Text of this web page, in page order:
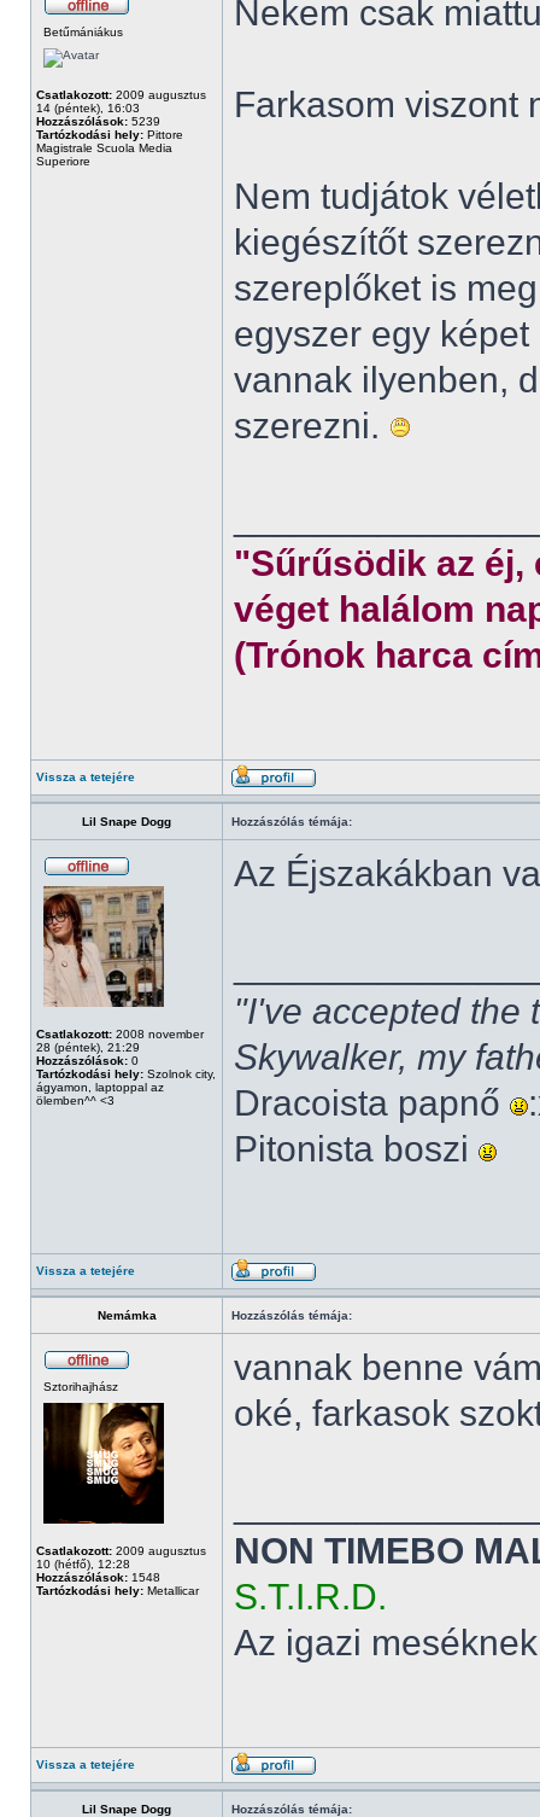
Betűmániákus
Csatlakozott: 2009 augusztus
14 (péntek), 16:03
Hozzászólások: 5239
Tartózkodási hely: Pittore
Magistrale Scuola Media
Superiore
Nekem csak
Farkasom viszont
Nem tudjátok
kiegészítőt
szereplőket is
egyszer egy
vannak ilyenben,
szerezni.
"Sűrűsödik az éj,
véget halálom
(Trónok harca
Vissza a tetejére
Lil Snape Dogg Hozzászólás témája:
Csatlakozott: 2008 november
28 (péntek), 21:29
Hozzászólások: 0
Tartózkodási hely: Szolnok city,
ágyamon, laptoppal az
ölemben^^ <3
Az Éjszakákban
"I've accepted the
Skywalker, my
Dracoista papnő
Pitonista boszi
Vissza a tetejére
Nemámka Hozzászólás témája:
Sztorihajhász
Csatlakozott: 2009 augusztus
10 (hétfő), 12:28
Hozzászólások: 1548
Tartózkodási hely: Metallicar
vannak benne
oké, farkasok
NON TIMEBO
S.T.I.R.D.
Az igazi
Vissza a tetejére
Lil Snape Dogg Hozzászólás témája: